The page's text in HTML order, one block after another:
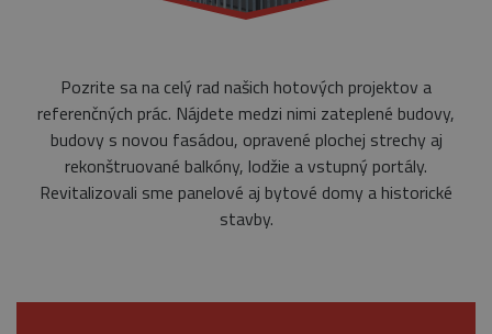
Pozrite sa na celý rad našich hotových projektov a
referenčných prác. Nájdete medzi nimi zateplené budovy,
budovy s novou fasádou, opravené plochej strechy aj
rekonštruované balkóny, lodžie a vstupný portály.
Revitalizovali sme panelové aj bytové domy a historické
stavby.